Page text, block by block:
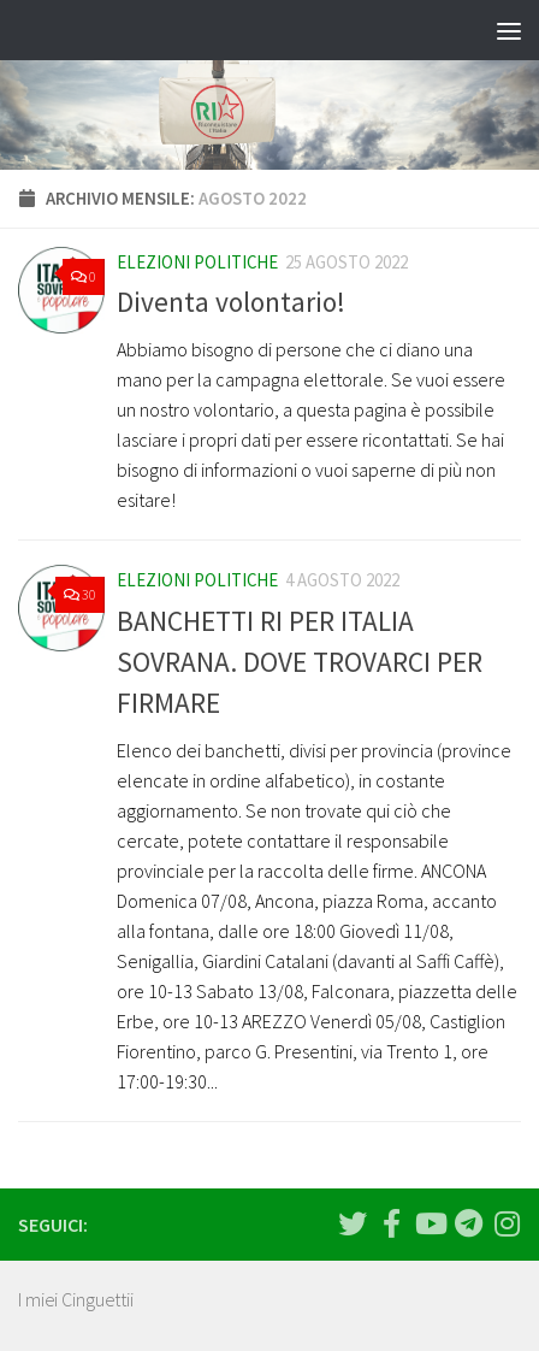
ARCHIVIO MENSILE: AGOSTO 2022
0
ELEZIONI POLITICHE 25 AGOSTO 2022
Diventa volontario!
Abbiamo bisogno di persone che ci diano una
mano per la campagna elettorale. Se vuoi essere
un nostro volontario, a questa pagina è possibile
lasciare i propri dati per essere ricontattati. Se hai
bisogno di informazioni o vuoi saperne di più non
esitare!
30
ELEZIONI POLITICHE 4 AGOSTO 2022
BANCHETTI RI PER ITALIA
SOVRANA. DOVE TROVARCI PER
FIRMARE
Elenco dei banchetti, divisi per provincia (province
elencate in ordine alfabetico), in costante
aggiornamento. Se non trovate qui ciò che
cercate, potete contattare il responsabile
provinciale per la raccolta delle firme. ANCONA
Domenica 07/08, Ancona, piazza Roma, accanto
alla fontana, dalle ore 18:00 Giovedì 11/08,
Senigallia, Giardini Catalani (davanti al Saffi Caffè),
ore 10-13 Sabato 13/08, Falconara, piazzetta delle
Erbe, ore 10-13 AREZZO Venerdì 05/08, Castiglion
Fiorentino, parco G. Presentini, via Trento 1, ore
17:00-19:30...
SEGUICI:
I miei Cinguettii